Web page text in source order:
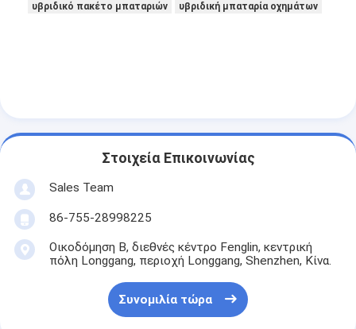
υβριδικό πακέτο μπαταριών
υβριδική μπαταρία οχημάτων
Στοιχεία Επικοινωνίας
Sales Team
86-755-28998225
Οικοδόμηση Β, διεθνές κέντρο Fenglin, κεντρική
πόλη Longgang, περιοχή Longgang, Shenzhen, Κίνα.
Συνομιλία τώρα